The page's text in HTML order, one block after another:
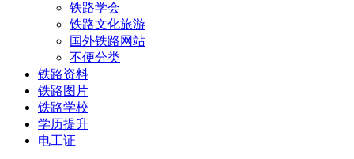
铁路学会
铁路文化旅游
国外铁路网站
不便分类
铁路资料
铁路图片
铁路学校
学历提升
电工证